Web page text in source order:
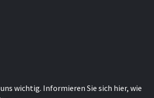
wichtig. Informieren Sie sich hier, wie